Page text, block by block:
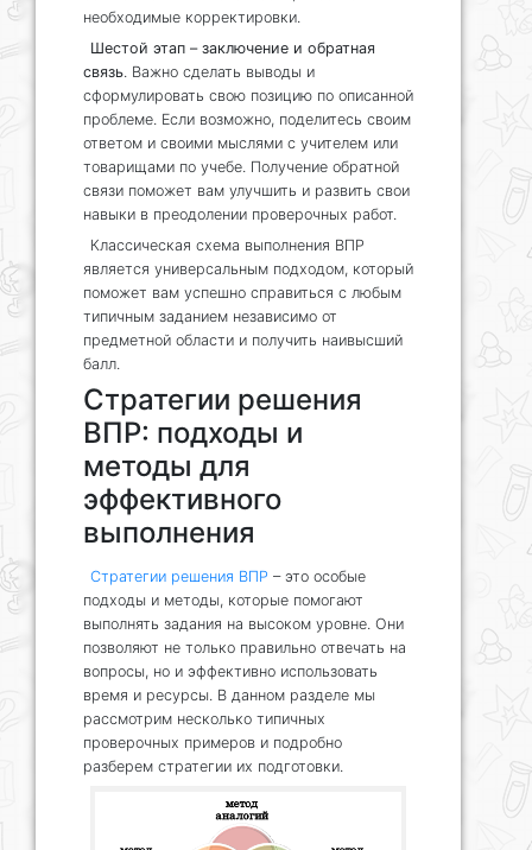
необходимые корректировки.
Шестой этап – заключение и обратная
связь . Важно сделать выводы и
сформулировать свою позицию по описанной
проблеме. Если возможно, поделитесь своим
ответом и своими мыслями с учителем или
товарищами по учебе. Получение обратной
связи поможет вам улучшить и развить свои
навыки в преодолении проверочных работ.
Классическая схема выполнения ВПР
является универсальным подходом, который
поможет вам успешно справиться с любым
типичным заданием независимо от
предметной области и получить наивысший
балл.
Стратегии решения
ВПР: подходы и
методы для
эффективного
выполнения
Стратегии решения ВПР – это особые
подходы и методы, которые помогают
выполнять задания на высоком уровне. Они
позволяют не только правильно отвечать на
вопросы, но и эффективно использовать
время и ресурсы. В данном разделе мы
рассмотрим несколько типичных
проверочных примеров и подробно
разберем стратегии их подготовки.